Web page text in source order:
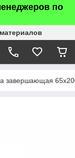
по
завершающая